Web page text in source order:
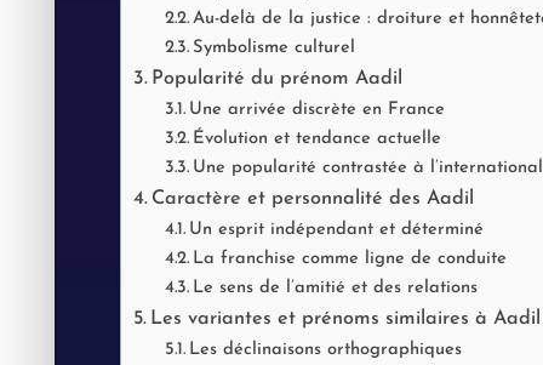
Au-delà de la justice : droiture et
Symbolisme culturel
Popularité du prénom Aadil
Une arrivée discrète en France
Évolution et tendance actuelle
Une popularité contrastée à l’international
Caractère et personnalité des Aadil
Un esprit indépendant et déterminé
La franchise comme ligne de conduite
Le sens de l’amitié et des relations
Les variantes et prénoms similaires à Aadil
Les déclinaisons orthographiques